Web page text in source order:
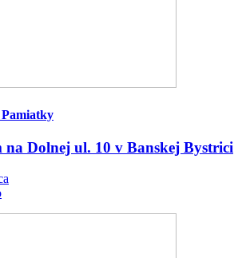
Pamiatky
na Dolnej ul. 10 v Banskej Bystrici